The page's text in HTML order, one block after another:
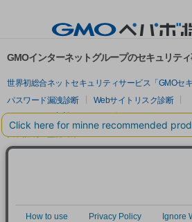
GMOインターネットグループのセキュリテ
世界初総合ネットセキュリティサービス「GMOセキ
パスワード漏洩診断
Webサイトリスク診断
セキュリティ相談AIチャットボット
実在証明・盗聴対策
サイバー攻撃対策（GMOサイバーセキュリティ by